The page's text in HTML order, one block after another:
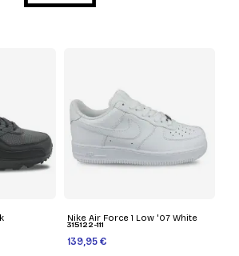
Nike Air Force 1 Low '07 White
315122-111
139,95 €